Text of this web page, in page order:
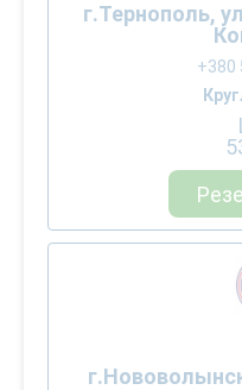
г.Тернополь,
+380